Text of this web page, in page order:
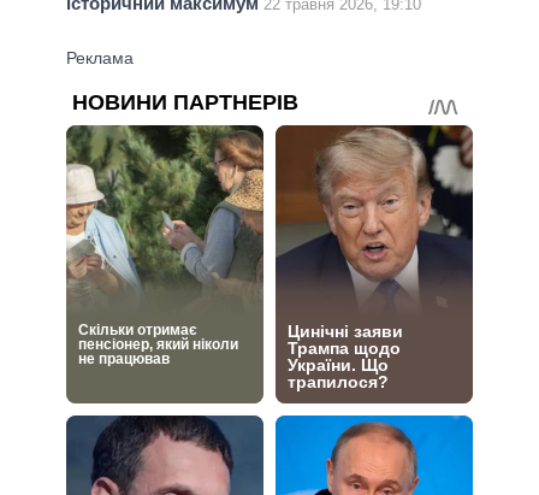
22 травня 2026, 19:10